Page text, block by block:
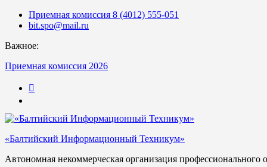
Skip
Приемная комиссия 8 (4012) 555-051
bit.spo@mail.ru
Важное:
Приемная комиссия 2026
«Балтийский Информационный Техникум»
Автономная некоммерческая организация профессионального